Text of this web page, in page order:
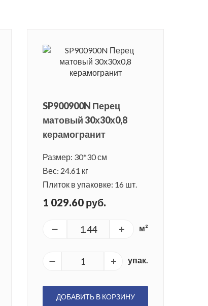
SP900900N Перец
матовый 30х30х0,8
керамогранит
Размер: 30*30 см
Вес: 24.61 кг
Плиток в упаковке: 16 шт.
1 029.60 руб.
м²
упак.
ДОБАВИТЬ В КОРЗИНУ